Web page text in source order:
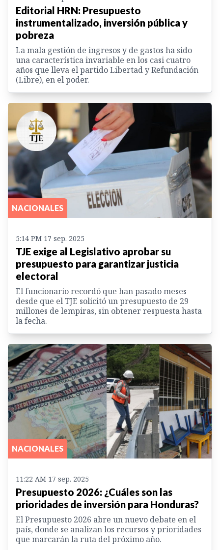
Editorial HRN: Presupuesto
instrumentalizado, inversión pública y
pobreza
La mala gestión de ingresos y de gastos ha sido
una característica invariable en los casi cuatro
años que lleva el partido Libertad y Refundación
(Libre), en el poder.
NACIONALES
5:14 PM 17 sep. 2025
TJE exige al Legislativo aprobar su
presupuesto para garantizar justicia
electoral
El funcionario recordó que han pasado meses
desde que el TJE solicitó un presupuesto de 29
millones de lempiras, sin obtener respuesta hasta
la fecha.
NACIONALES
11:22 AM 17 sep. 2025
Presupuesto 2026: ¿Cuáles son las
prioridades de inversión para Honduras?
El Presupuesto 2026 abre un nuevo debate en el
país, donde se analizan los recursos y prioridades
que marcarán la ruta del próximo año.